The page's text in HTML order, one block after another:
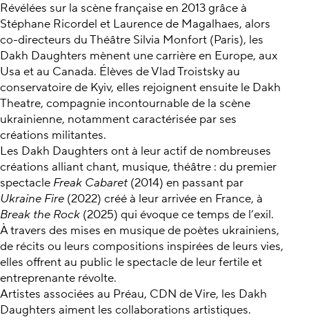
Révélées sur la scène française en 2013 grâce à
Stéphane Ricordel et Laurence de Magalhaes, alors
co-directeurs du Théâtre Silvia Monfort (Paris), les
Dakh Daughters mènent une carrière en Europe, aux
Usa et au Canada. Élèves de Vlad Troistsky au
conservatoire de Kyiv, elles rejoignent ensuite le Dakh
Theatre, compagnie incontournable de la scène
ukrainienne, notamment caractérisée par ses
créations militantes.
Les Dakh Daughters ont à leur actif de nombreuses
créations alliant chant, musique, théâtre : du premier
spectacle Freak Cabaret (2014) en passant par
Ukraine Fire (2022) créé à leur arrivée en France, à
Break the Rock (2025) qui évoque ce temps de l’exil.
À travers des mises en musique de poètes ukrainiens,
de récits ou leurs compositions inspirées de leurs vies,
elles offrent au public le spectacle de leur fertile et
entreprenante révolte.
Artistes associées au Préau, CDN de Vire, les Dakh
Daughters aiment les collaborations artistiques.